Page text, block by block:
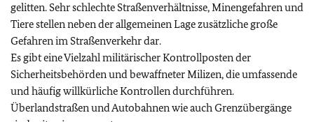
gelitten. Sehr schlechte Straßenverhältnisse, Minengefahren und
Tiere stellen neben der allgemeinen Lage zusätzliche große
Gefahren im Straßenverkehr dar.
Es gibt eine Vielzahl militärischer Kontrollposten der
Sicherheitsbehörden und bewaffneter Milizen, die umfassende
und häufig willkürliche Kontrollen durchführen.
Überlandstraßen und Autobahnen wie auch Grenzübergänge